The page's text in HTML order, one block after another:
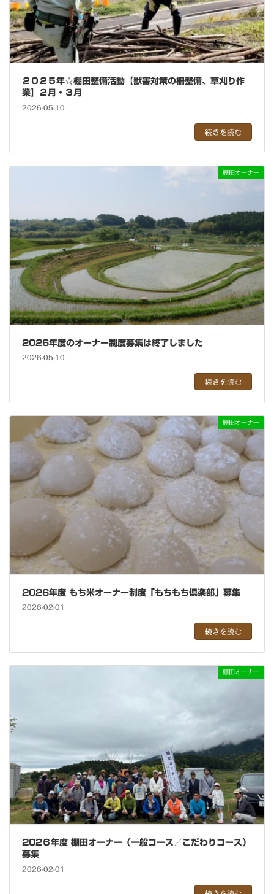
２０２５年☆棚田整備活動【獣害対策の柵整備、草刈り作
業】２月・３月
2026-05-10
続きを読む
棚田オーナー
2026年度のオーナー制度募集は終了しました
2026-05-10
続きを読む
棚田オーナー
2026年度 もち⽶オーナー制度「もちもち倶楽部」募集
2026-02-01
続きを読む
棚田オーナー
202６年度 棚田オーナー（一般コース／こだわりコース）
募集
2026-02-01